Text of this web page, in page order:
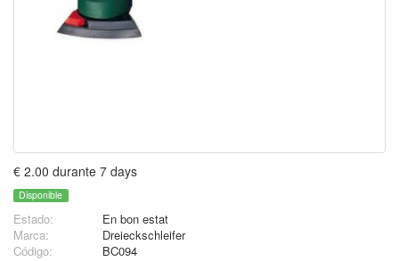
€ 2.00 durante 7 days
Disponible
Estado:
En bon estat
Marca:
Dreieckschleifer
Código:
BC094